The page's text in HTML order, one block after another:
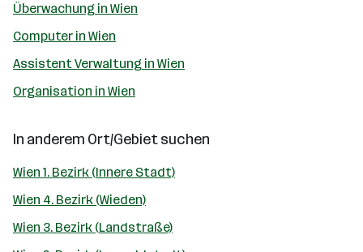
Überwachung in Wien
Computer in Wien
Assistent Verwaltung in Wien
Organisation in Wien
In anderem Ort/Gebiet suchen
Wien 1. Bezirk (Innere Stadt)
Wien 4. Bezirk (Wieden)
Wien 3. Bezirk (Landstraße)